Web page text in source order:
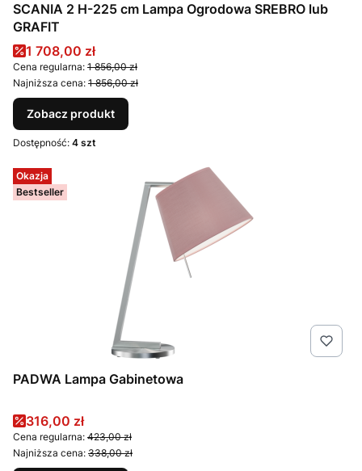
SCANIA 2 H-225 cm Lampa Ogrodowa SREBRO lub
GRAFIT
Cena promocyjna
1 708,00 zł
Cena regularna: 1 856,00 zł
Najniższa cena: 1 856,00 zł
Zobacz produkt
Dostępność: 4 szt
Okazja
Bestseller
PADWA Lampa Gabinetowa
Cena promocyjna
316,00 zł
Cena regularna: 423,00 zł
Najniższa cena: 338,00 zł